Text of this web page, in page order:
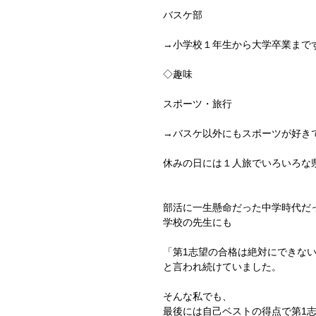
バスケ部
→小学校１年生から大学卒業まで
◇趣味
スポーツ・旅行
→バスケ以外にもスポーツが好
休みの日には１人旅でいろいろな
部活に一生懸命だった中学時代だ
学校の先生にも
「第1志望の合格は絶対にできな
と言われ続けていました。
そんな私でも、
最後には自己ベストの得点で第1